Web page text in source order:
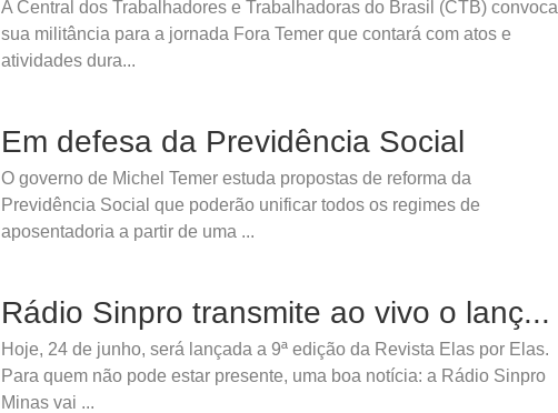
A Central dos Trabalhadores e Trabalhadoras do Brasil (CTB) convoca
sua militância para a jornada Fora Temer que contará com atos e
atividades dura...
Em defesa da Previdência Social
O governo de Michel Temer estuda propostas de reforma da
Previdência Social que poderão unificar todos os regimes de
aposentadoria a partir de uma ...
Rádio Sinpro transmite ao vivo o lanç...
Hoje, 24 de junho, será lançada a 9ª edição da Revista Elas por Elas.
Para quem não pode estar presente, uma boa notícia: a Rádio Sinpro
Minas vai ...